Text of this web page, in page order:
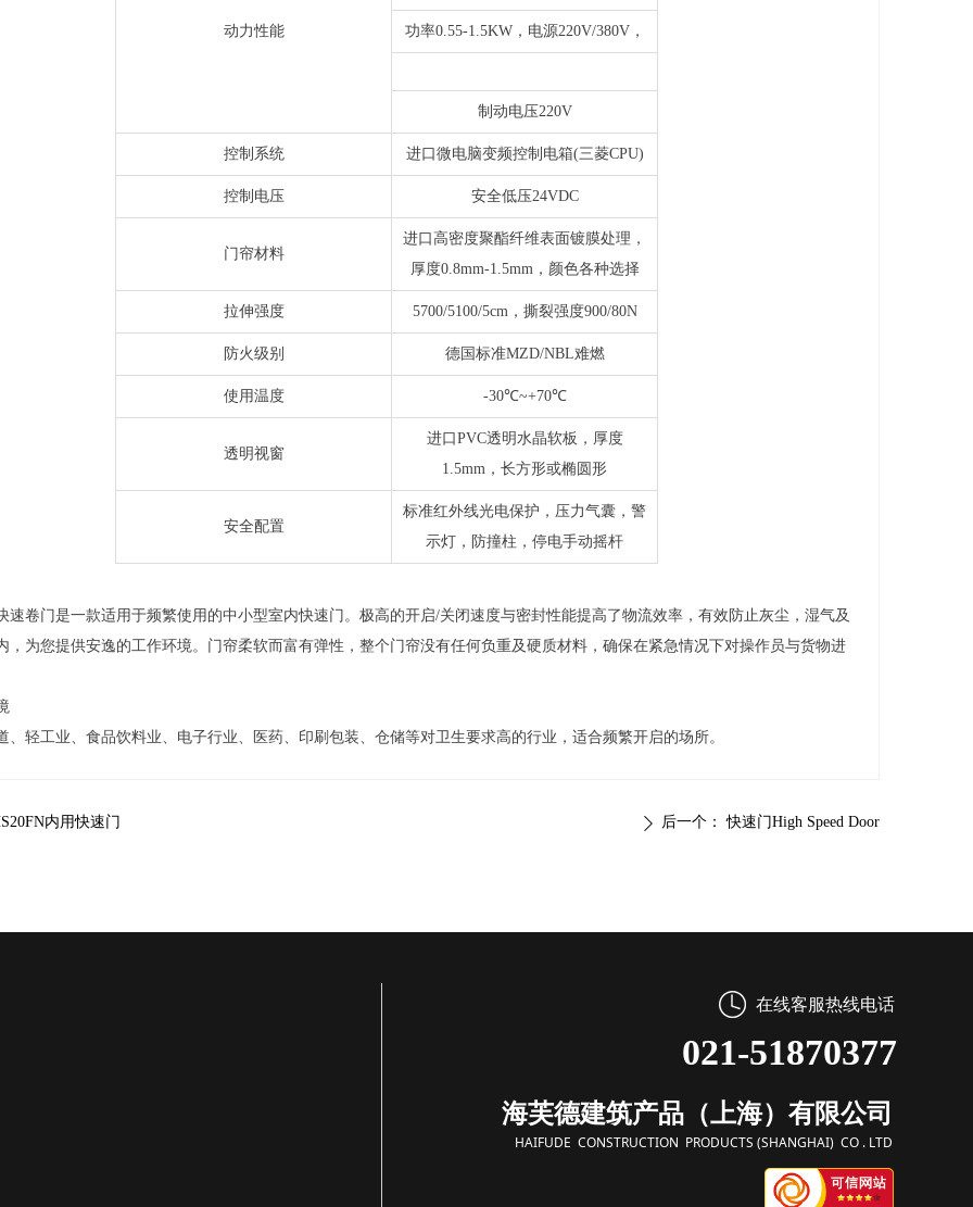
动力性能 功率0.55-1.5KW，电源220V/380V，
制动电压220V
控制系统 进口微电脑变频控制电箱(三菱CPU)
控制电压 安全低压24VDC
门帘材料
进口高密度聚酯纤维表面镀膜处理，
厚度0.8mm-1.5mm，颜色各种选择
拉伸强度 5700/5100/5cm，撕裂强度900/80N
防火级别 德国标准MZD/NBL难燃
使用温度 -30℃~+70℃
透明视窗
进口PVC透明水晶软板，厚度
1.5mm，长方形或椭圆形
安全配置
标准红外线光电保护，压力气囊，警
示灯，防撞柱，停电手动摇杆
门是一款适用于频繁使用的中小型室内快速门。极高的开启/关闭速度与密封性能提高了物流效率，有效防止灰尘，湿气及
，为您提供安逸的工作环境。门帘柔软而富有弹性，整个门帘没有任何负重及硬质材料，确保在紧急情况下对操作员与货物进
工业、食品饮料业、电子行业、医药、印刷包装、仓储等对卫生要求高的行业，适合频繁开启的场所。
内用快速门 ꄲ 后一个： 快速门High Speed Door
在线客服热线电话
021-51870377
海芙德建筑产品（上海）有限公司
HAIFUDE CONSTRUCTION PRODUCTS (SHANGHAI) CO . LTD